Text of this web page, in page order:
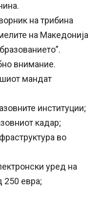
на трибина
на Македонија
внимание.
мандат
институции;
кадар;
во
уред на
250 евра;